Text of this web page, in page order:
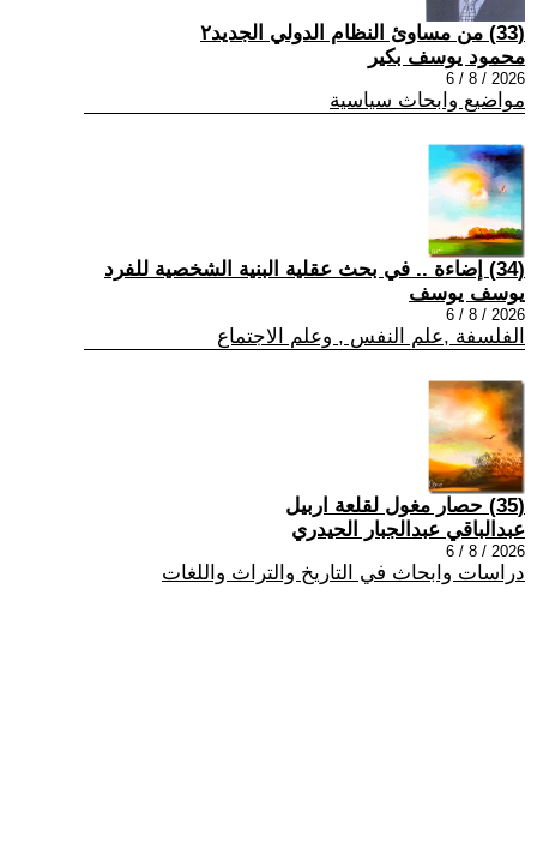
(33) من مساوئ النظام الدولي الجديد٢
محمود يوسف بكير
2026 / 8 / 6
مواضيع وابحاث سياسية
(34) إضاءة .. في بحث عقلية البنية الشخصية للفرد
يوسف يوسف
2026 / 8 / 6
الفلسفة ,علم النفس , وعلم الاجتماع
(35) حصار مغول لقلعة اربيل
عبدالباقي عبدالجبار الحيدري
2026 / 8 / 6
دراسات وابحاث في التاريخ والتراث واللغات